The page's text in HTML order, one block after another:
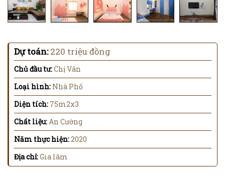
Dự toán: 220 triệu đồng
Chủ đầu tư:Chị Vân
Loại hình: Nhà Phố
Diện tích: 75m2x3
Chất liệu:An Cường
Năm thực hiện:2020
Địa chỉ:Gia lâm